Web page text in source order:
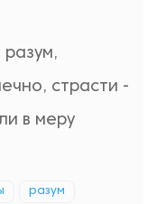
разум,
страсти -
в меру
разум